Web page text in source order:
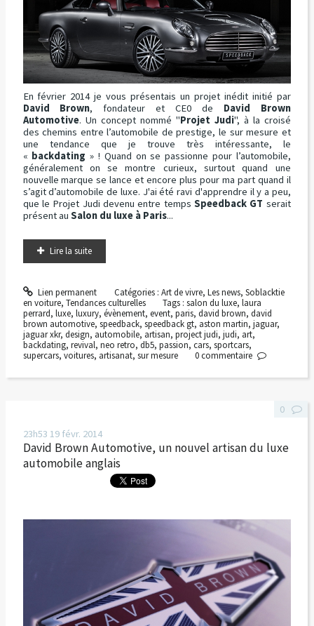
En février 2014 je vous présentais un projet inédit initié par
David Brown, fondateur et CE0 de David Brown
Automotive. Un concept nommé "Projet Judi", à la croisé
des chemins entre l’automobile de prestige, le sur mesure et
une tendance que je trouve très intéressante, le
« backdating » ! Quand on se passionne pour l’automobile,
généralement on se montre curieux, surtout quand une
nouvelle marque se lance et encore plus pour ma part quand il
s’agit d’automobile de luxe. J'ai été ravi d'apprendre il y a peu,
que le Projet Judi devenu entre tempsSpeedback GT serait
présent au Salon du luxe à Paris...
Lire la suite
Lien permanent Catégories : Art de vivre, Les news, Soblacktie
en voiture, Tendances culturelles Tags :salon du luxe,laura
perrard, luxe, luxury, évènement, event, paris, david brown, david
brown automotive, speedback, speedback gt, aston martin, jaguar,
jaguar xkr, design, automobile, artisan, project judi, judi, art,
backdating, revival, neo retro, db5, passion, cars, sportcars,
supercars, voitures, artisanat, sur mesure 0commentaire
23h53 19 févr. 2014
David Brown Automotive, un nouvel artisan du luxe
automobile anglais
0